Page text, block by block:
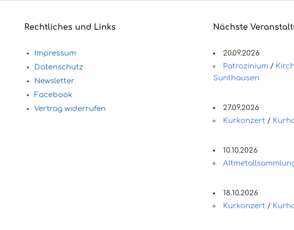
Rechtliches und Links
Impressum
Datenschutz
Newsletter
Facebook
Vertrag widerrufen
Nächste
20.09.2026
Patrozinium /
Sunthausen
27.09.2026
Kurkonzert /
10.10.2026
18.10.2026
Kurkonzert /